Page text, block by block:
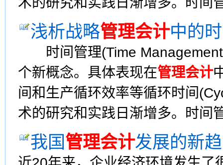
浅析战略管理会计中的
时间管理(Time
个新概念。具体表现在管理会计
间和生产循环效率等循环时间
术的研究和实践日渐增多。时间
我国管理会计发展的新